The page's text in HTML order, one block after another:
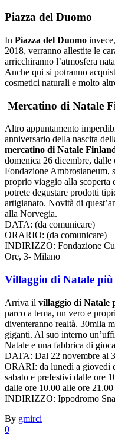
Piazza del Duomo
In Piazza del Duomo
2018, verranno allestite le
arricchiranno l’atmosfera
Anche qui si potranno
cosmetici naturali e molto
Mercatino di Natale
Altro appuntamento
anniversario della nascita
mercatino di Natale
domenica 26 dicembre, dalle
Fondazione Ambrosianeum,
proprio viaggio alla scoperta
potrete degustare prodotti
artigianato. Novità di
alla Norvegia.
DATA: (da comunicare)
ORARIO: (da comunicare)
INDIRIZZO: Fondazione
Ore, 3- Milano
Villaggio di Natale
Arriva il villaggio di Natale
parco a tema, un vero e
diventeranno realtà. 30mila
giganti. Al suo interno
Natale e una fabbrica di
DATA: Dal 22 novembre al
ORARI: da lunedì a giovedì
sabato e prefestivi dalle ore
dalle ore 10.00 alle ore 21.00
INDIRIZZO: Ippodromo
By gmirci
0